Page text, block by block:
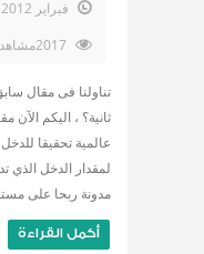
فبراير 23rd, 2012
تناولنا فى مقال
عالمية تحقيقا
مدونة ربحا على
أكمل القراءة